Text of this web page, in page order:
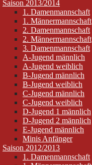
Saison 2013/2014
1. Damenmannschaft
1. Männermannschaft
2. Damenmannschaft
2. Männermannschaft
3. Damenmannschaft
A-Jugend männlich
A-Jugend weiblich
B-Jugend männlich
B-Jugend weiblich
C-Jugend männlich
C-Jugend weiblich
D-Jugend 1 männlich
D-Jugend 2 männlich
E-Jugend männlich
Minis Anfänger
Saison 2012/2013
1. Damenmannschaft